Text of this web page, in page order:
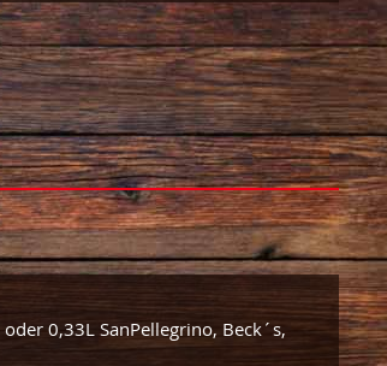
0,33L SanPellegrino, Beck´s,